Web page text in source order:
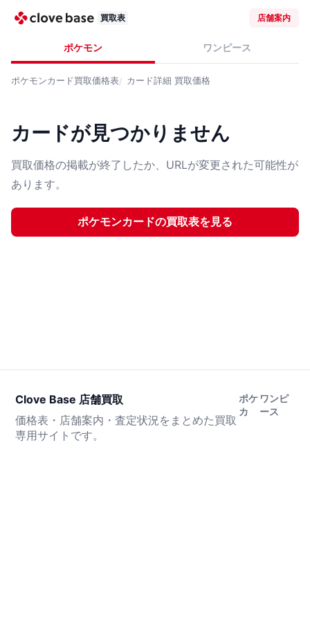
買取表 店舗案内
ポケモン ワンピース
ポケモンカード買取価格表 カード詳細 買取価格
カードが見つかりません
買取価格の掲載が終了したか、URLが変更された可能性が
あります。
ポケモンカードの買取表を見る
Clove Base 店舗買取
価格表・店舗案内・査定状況をまとめた買取
専用サイトです。
ポケ
カ
ワンピ
ース